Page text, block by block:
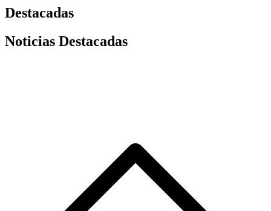
Destacadas
Noticias Destacadas